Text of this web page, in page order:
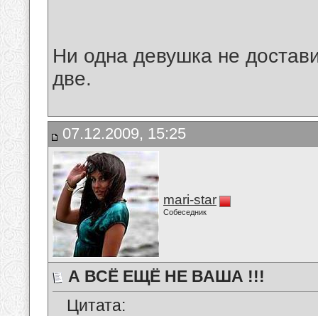
Ни одна девушка не
две.
07.12.2009, 15:25
mari-star
Собеседник
А ВСЁ ЕЩЁ НЕ ВАША !!!
Цитата: